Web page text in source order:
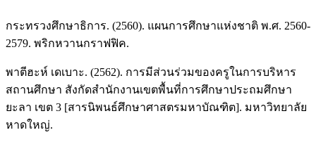
กระทรวงศึกษาธิการ. (2560). แผนการศึกษาแห่งชาติ พ.ศ. 2560-
2579. พริกหวานกราฟฟิค.
พาตีฮะห์ เดเบาะ. (2562). การมีส่วนร่วมของครูในการบริหาร
สถานศึกษา สังกัดสำนักงานเขตพื้นที่การศึกษาประถมศึกษา
ยะลา เขต 3 [สารนิพนธ์ศึกษาศาสตรมหาบัณฑิต]. มหาวิทยาลัย
หาดใหญ่.